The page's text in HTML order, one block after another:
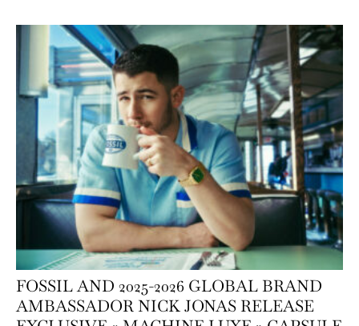
FOSSIL AND 2025-2026 GLOBAL BRAND
AMBASSADOR NICK JONAS RELEASE